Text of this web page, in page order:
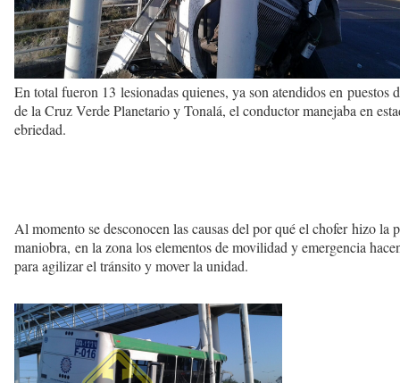
En total fueron 13 lesionadas quienes, ya son atendidos en puestos
de la Cruz Verde Planetario y Tonalá, el conductor manejaba en
ebriedad.
Al momento se desconocen las causas del por qué el chofer hizo la
maniobra, en la zona los elementos de movilidad y emergencia
para agilizar el tránsito y mover la unidad.